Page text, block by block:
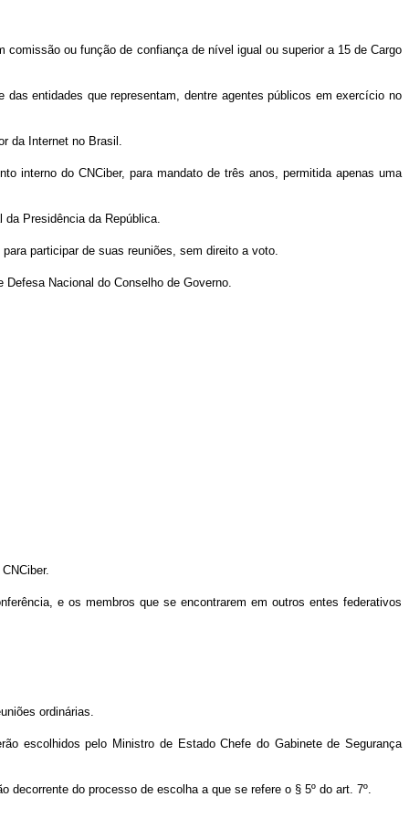
ou função de confiança de nível igual ou superior a 15 de Cargo
entidades que representam, dentre agentes públicos em exercício no
da Internet no Brasil.
interno do CNCiber, para mandato de três anos, permitida apenas uma
Presidência da República.
participar de suas reuniões, sem direito a voto.
Nacional do Conselho de Governo.
e os membros que se encontrarem em outros entes federativos
ordinárias.
escolhidos pelo Ministro de Estado Chefe do Gabinete de Segurança
do processo de escolha a que se refere o § 5º do art. 7º.